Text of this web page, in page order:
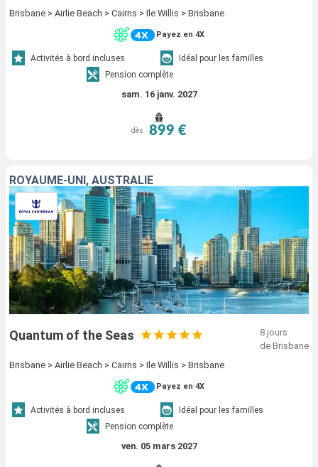
Brisbane > Airlie Beach > Cairns > Ile Willis > Brisbane
Payez en 4X
Activités à bord incluses
Idéal pour les familles
Pension complète
sam. 16 janv. 2027
dès 899 €
ROYAUME-UNI, AUSTRALIE
Quantum of the Seas
8 jours
de Brisbane
Brisbane > Airlie Beach > Cairns > Ile Willis > Brisbane
Payez en 4X
Activités à bord incluses
Idéal pour les familles
Pension complète
ven. 05 mars 2027